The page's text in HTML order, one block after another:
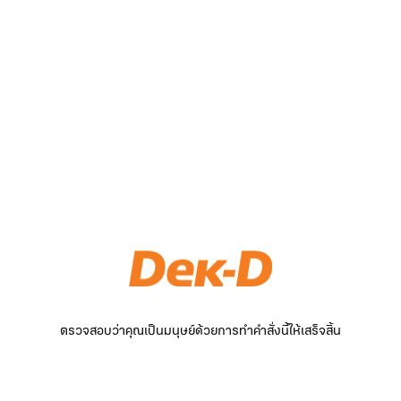
ตรวจสอบว่าคุณเป็นมนุษย์ด้วยการทำคำสั่งนี้ให้เสร็จสิ้น